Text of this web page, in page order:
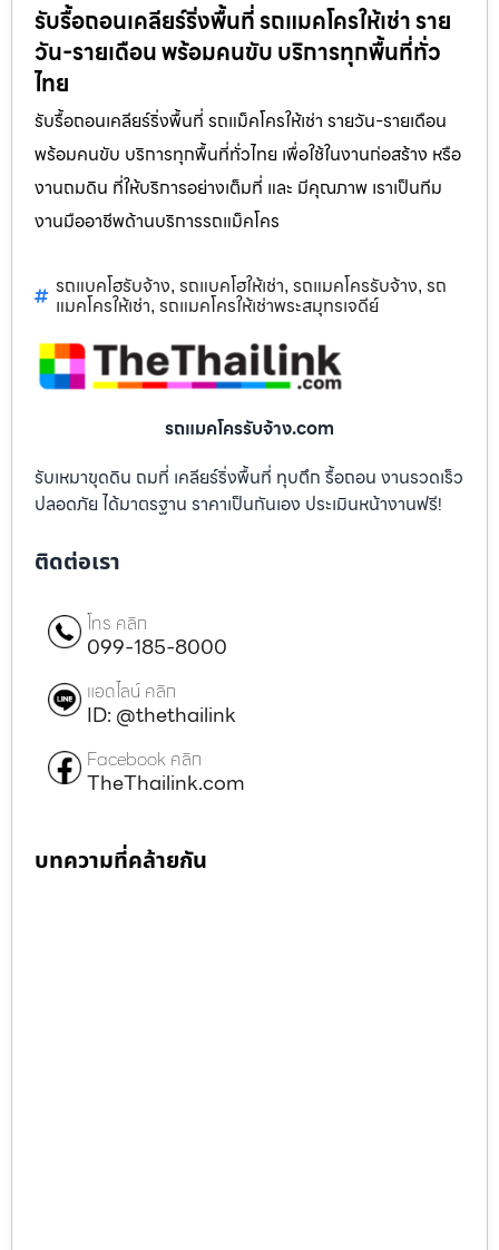
รับรื้อถอนเคลียร์ริ่งพื้นที่ รถแมคโครให้เช่า ราย
วัน-รายเดือน พร้อมคนขับ บริการทุกพื้นที่ทั่ว
ไทย
รับรื้อถอนเคลียร์ริ่งพื้นที่ รถแม็คโครให้เช่า รายวัน-รายเดือน
พร้อมคนขับ บริการทุกพื้นที่ทั่วไทย เพื่อใช้ในงานก่อสร้าง หรือ
งานถมดิน ที่ให้บริการอย่างเต็มที่ และ มีคุณภาพ เราเป็นทีม
งานมืออาชีพด้านบริการรถแม็คโคร
รถแบคโฮรับจ้าง, รถแบคโฮให้เช่า, รถแมคโครรับจ้าง, รถ
แมคโครให้เช่า, รถแมคโครให้เช่าพระสมุทรเจดีย์
รถแมคโครรับจ้าง.com
รับเหมาขุดดิน ถมที่ เคลียร์ริ่งพื้นที่ ทุบตึก รื้อถอน งานรวดเร็ว
ปลอดภัย ได้มาตรฐาน ราคาเป็นกันเอง ประเมินหน้างานฟรี!
ติดต่อเรา
โทร คลิก
099-185-8000
แอดไลน์ คลิก
ID: @thethailink
Facebook คลิก
TheThailink.com
บทความที่คล้ายกัน